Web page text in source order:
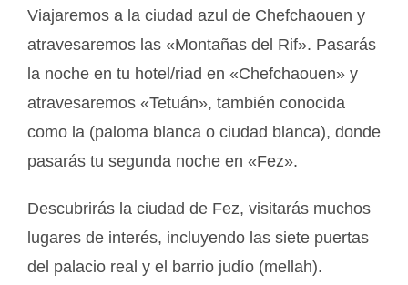
Viajaremos a la ciudad azul de Chefchaouen y
atravesaremos las «Montañas del Rif». Pasarás
la noche en tu hotel/riad en «Chefchaouen» y
atravesaremos «Tetuán», también conocida
como la (paloma blanca o ciudad blanca), donde
pasarás tu segunda noche en «Fez».
Descubrirás la ciudad de Fez, visitarás muchos
lugares de interés, incluyendo las siete puertas
del palacio real y el barrio judío (mellah).